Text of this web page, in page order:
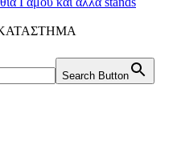
Search Button